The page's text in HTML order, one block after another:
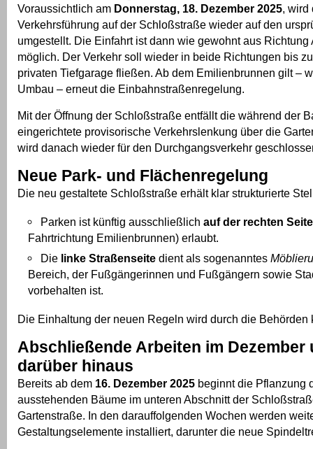
Voraussichtlich am Donnerstag, 18. Dezember 2025, wird
Verkehrsführung auf der Schloßstraße wieder auf den
umgestellt. Die Einfahrt ist dann wie gewohnt aus Richtung
möglich. Der Verkehr soll wieder in beide Richtungen bis
privaten Tiefgarage fließen. Ab dem Emilienbrunnen gilt –
Umbau – erneut die Einbahnstraßenregelung.
Mit der Öffnung der Schloßstraße entfällt die während der
eingerichtete provisorische Verkehrslenkung über die
wird danach wieder für den Durchgangsverkehr
Neue Park- und Flächenregelung
Die neu gestaltete Schloßstraße erhält klar strukturierte
Parken ist künftig ausschließlich auf der rechten Seite
Fahrtrichtung Emilienbrunnen) erlaubt.
Die linke Straßenseite dient als sogenanntes
Bereich, der Fußgängerinnen und Fußgängern sowie
vorbehalten ist.
Die Einhaltung der neuen Regeln wird durch die Behörden
Abschließende Arbeiten im Dezember
darüber hinaus
Bereits ab dem 16. Dezember 2025 beginnt die Pflanzung
ausstehenden Bäume im unteren Abschnitt der
Gartenstraße. In den darauffolgenden Wochen werden
Gestaltungselemente installiert, darunter die neue